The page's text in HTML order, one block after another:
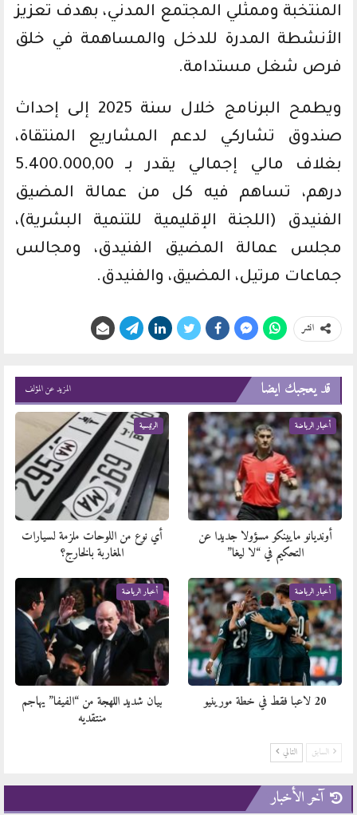
المنتخبة وممثلي المجتمع المدني، بهدف تعزيز
الأنشطة المدرة للدخل والمساهمة في خلق
فرص شغل مستدامة.
ويطمح البرنامج خلال سنة 2025 إلى إحداث
صندوق تشاركي لدعم المشاريع المنتقاة،
بغلاف مالي إجمالي يقدر بـ 5.400.000,00
درهم، تساهم فيه كل من عمالة المضيق
الفنيدق (اللجنة الإقليمية للتنمية البشرية)،
مجلس عمالة المضيق الفنيدق، ومجالس
جماعات مرتيل، المضيق، والفنيدق.
انشر
قد يعجبك ايضا المزيد عن المؤلف
أخبار الرياضة
أونديانو مايينكو مسؤولا جديدا عن
التحكيم في “لا ليغا”
الرئيسية
أي نوع من اللوحات ملزمة لسيارات
المغاربة بالخارج؟
أخبار الرياضة
20 لاعبا فقط في خطة مورينيو
أخبار الرياضة
بيان شديد اللهجة من “الفيفا” يهاجم
منتقديه
السابق التالي
آخر الأخبار